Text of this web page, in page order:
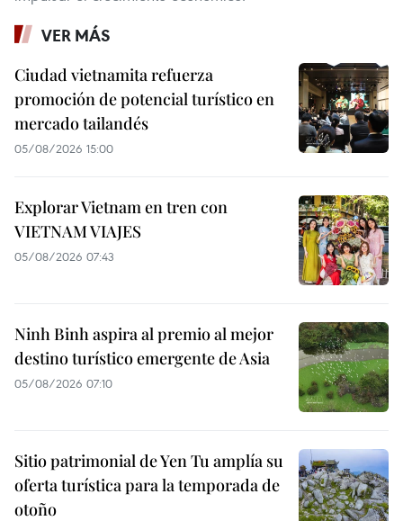
VER MÁS
Ciudad vietnamita refuerza
promoción de potencial turístico en
mercado tailandés
05/08/2026 15:00
Explorar Vietnam en tren con
VIETNAM VIAJES
05/08/2026 07:43
Ninh Binh aspira al premio al mejor
destino turístico emergente de Asia
05/08/2026 07:10
Sitio patrimonial de Yen Tu amplía su
oferta turística para la temporada de
otoño